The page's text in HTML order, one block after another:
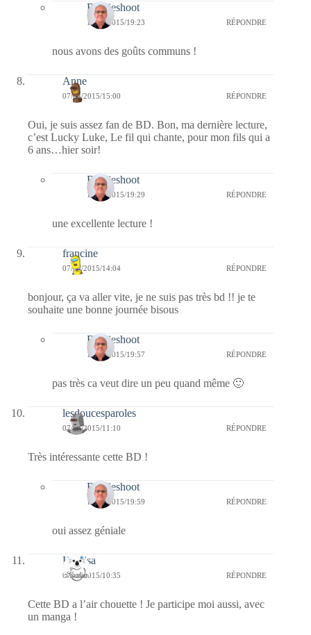
Bernieshoot
13/04/2015/19:23 RÉPONDRE
nous avons des goûts communs !
Anne
07/04/2015/15:00 RÉPONDRE
Oui, je suis assez fan de BD. Bon, ma dernière lecture,
c’est Lucky Luke, Le fil qui chante, pour mon fils qui a
6 ans…hier soir!
Bernieshoot
13/04/2015/19:29 RÉPONDRE
une excellente lecture !
francine
07/04/2015/14:04 RÉPONDRE
bonjour, ça va aller vite, je ne suis pas très bd !! je te
souhaite une bonne journée bisous
Bernieshoot
13/04/2015/19:57 RÉPONDRE
pas très ca veut dire un peu quand même 🙂
lesdoucesparoles
07/04/2015/11:10 RÉPONDRE
Très intéressante cette BD !
Bernieshoot
13/04/2015/19:59 RÉPONDRE
oui assez géniale
Koalisa
07/04/2015/10:35 RÉPONDRE
Cette BD a l’air chouette ! Je participe moi aussi, avec
un manga !